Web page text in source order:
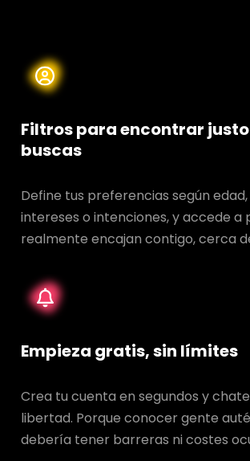
Filtros para encontrar
buscas
Define tus preferencias según
intereses o intenciones, y accede a
realmente encajan contigo, cerca
Empieza gratis, sin límites
Crea tu cuenta en segundos y
libertad. Porque conocer gente
debería tener barreras ni costes